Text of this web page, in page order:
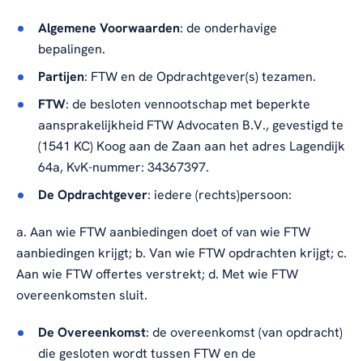
Algemene Voorwaarden: de onderhavige
bepalingen.
Partijen: FTW en de Opdrachtgever(s) tezamen.
FTW: de besloten vennootschap met beperkte
aansprakelijkheid FTW Advocaten B.V., gevestigd te
(1541 KC) Koog aan de Zaan aan het adres Lagendijk
64a, KvK-nummer: 34367397.
De Opdrachtgever: iedere (rechts)persoon:
a. Aan wie FTW aanbiedingen doet of van wie FTW
aanbiedingen krijgt; b. Van wie FTW opdrachten krijgt; c.
Aan wie FTW offertes verstrekt; d. Met wie FTW
overeenkomsten sluit.
De Overeenkomst: de overeenkomst (van opdracht)
die gesloten wordt tussen FTW en de